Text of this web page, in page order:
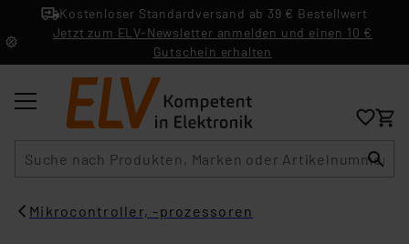
Kostenloser Standardversand ab 39 € Bestellwert
Jetzt zum ELV-Newsletter anmelden und einen 10 €
Gutschein erhalten
Mikrocontroller, -prozessoren